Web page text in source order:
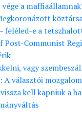
a
feléled-e a
Post-Communist
vagy
A választói
kell kapniuk a